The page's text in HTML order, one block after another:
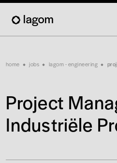
Skip
main
Breadcrumb
home jobs lagom - engineering
Project
Industriële